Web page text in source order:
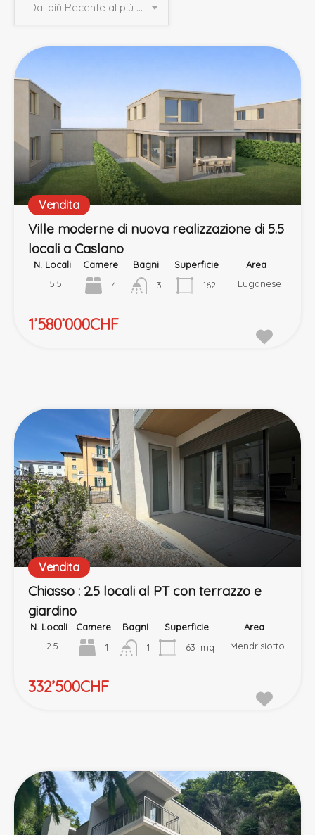
Dal più Recente al più Vecchio
Ville moderne di nuova realizzazione di 5.5
locali a Caslano
N. Locali
5.5
Camere
4
Bagni
3
Superficie
162
Area
Luganese
Vendita
1’580’000CHF
Chiasso : 2.5 locali al PT con terrazzo e
giardino
N. Locali
2.5
Camere
1
Bagni
1
Superficie
63 mq
Area
Mendrisiotto
Vendita
332’500CHF